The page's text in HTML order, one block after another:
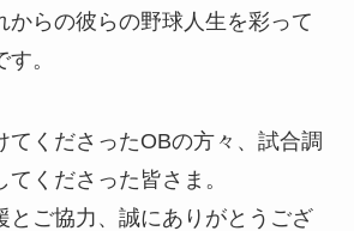
からの彼らの野球人生を彩って
。
てくださったOBの方々、試合調
くださった皆さま。
とご協力、誠にありがとうござ